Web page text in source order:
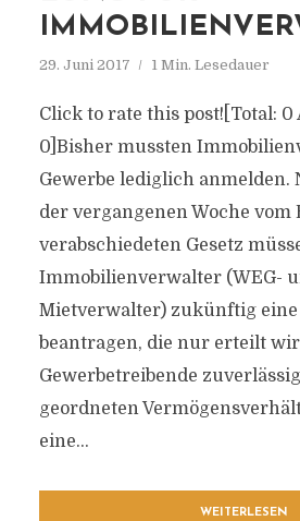
29. Juni 2017 1 Min. Lesedauer
Click to rate this post![Total: 0
0]Bisher mussten
Gewerbe lediglich anmelden.
der vergangenen Woche vom
verabschiedeten Gesetz
Immobilienverwalter (WEG-
Mietverwalter) zukünftig
beantragen, die nur erteilt
Gewerbetreibende
geordneten
eine...
WEITERLESEN